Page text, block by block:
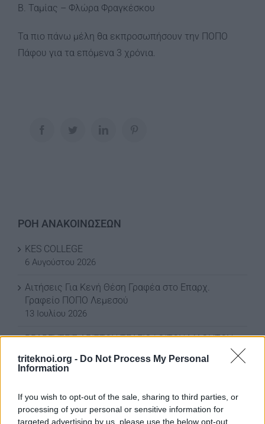
triteknoi.org - Do Not Process My Personal
Information
If you wish to opt-out of the sale, sharing to third parties, or
processing of your personal or sensitive information for
targeted advertising by us, please use the below opt-out
Β. Ταμίας – Φλώρα Φραγκέσκου
Τα πιο πάνω μέλη θα εκπροσωπήσουν την ΠΟΠΟ
Πάφου για τα επόμενα 3 χρόνια.
ΡΟΗ ΑΝΑΚΟΙΝΩΣΕΩΝ
KES COLLEGE
6 Αυγούστου 2026
Αιτήσεις Για Κενή Θέση Γραφέα στο Επαρχ.
Γραφείο ΠΟΠΟ Λεμεσού
13 Ιουλίου 2026
ΒΡΑΒΕΥΣΕΙΣ ΑΡΙΣΤΩΝ ΤΕΛΕΙΟΦΟΙΤΩΝ ΜΑΘΗΤΩΝ
3 Ιουλίου 2026